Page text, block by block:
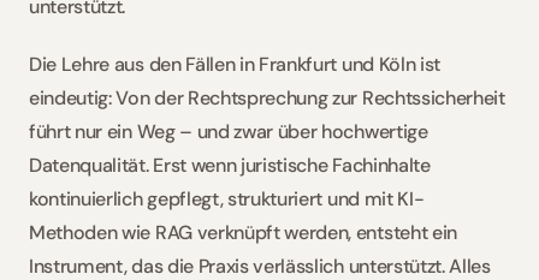
unterstützt.
Die Lehre aus den Fällen in Frankfurt und Köln ist
eindeutig: Von der Rechtsprechung zur Rechtssicherheit
führt nur ein Weg – und zwar über hochwertige
Datenqualität. Erst wenn juristische Fachinhalte
kontinuierlich gepflegt, strukturiert und mit KI-
Methoden wie RAG verknüpft werden, entsteht ein
Instrument, das die Praxis verlässlich unterstützt. Alles